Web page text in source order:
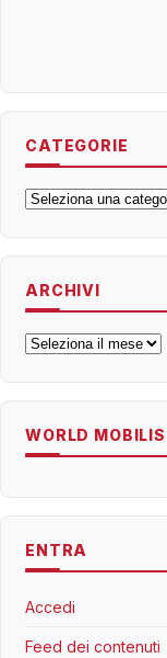
CATEGORIE
Categorie
ARCHIVI
Archivi
WORLD MOBILIS
ENTRA
Accedi
Feed dei contenuti